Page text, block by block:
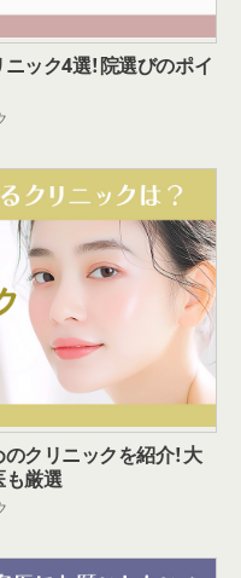
ック4選！院選びのポイ
クリニックを紹介！大
も厳選